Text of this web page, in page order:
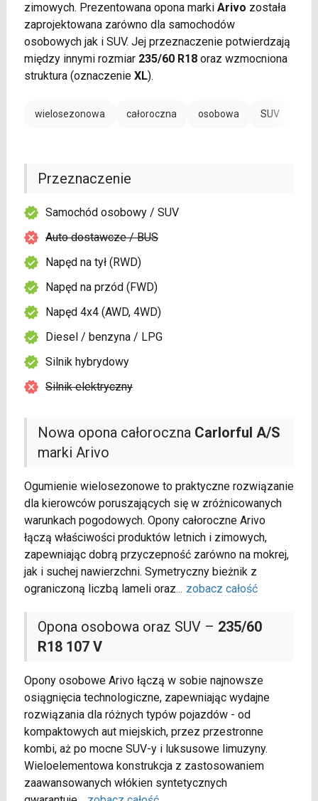
zimowych. Prezentowana opona marki Arivo została
zaprojektowana zarówno dla samochodów
osobowych jak i SUV. Jej przeznaczenie potwierdzają
między innymi rozmiar 235/60 R18oraz wzmocniona
struktura (oznaczenie XL).
wielosezonowa całoroczna osobowa SUV
Nowa opona całoroczna Carlorful A/S
marki Arivo
Ogumienie wielosezonowe to praktyczne rozwiązanie
dla kierowców poruszających się w zróżnicowanych
warunkach pogodowych. Opony całoroczne Arivo
łączą właściwości produktów letnich i zimowych,
zapewniając dobrą przyczepność zarówno na mokrej,
jak i suchej nawierzchni. Symetryczny bieżnik z
ograniczoną liczbą lameli oraz... zobacz całość
Opona osobowa oraz SUV – 235/60
R18 107 V
Opony osobowe Arivo łączą w sobie najnowsze
osiągnięcia technologiczne, zapewniając wydajne
rozwiązania dla różnych typów pojazdów - od
kompaktowych aut miejskich, przez przestronne
kombi, aż po mocne SUV-y i luksusowe limuzyny.
Wieloelementowa konstrukcja z zastosowaniem
zaawansowanych włókien syntetycznych
Przeznaczenie
Samochód osobowy / SUV
Auto dostawcze / BUS
Napęd na tył (RWD)
Napęd na przód (FWD)
Napęd 4x4 (AWD, 4WD)
Diesel / benzyna / LPG
Silnik hybrydowy
Silnik elektryczny